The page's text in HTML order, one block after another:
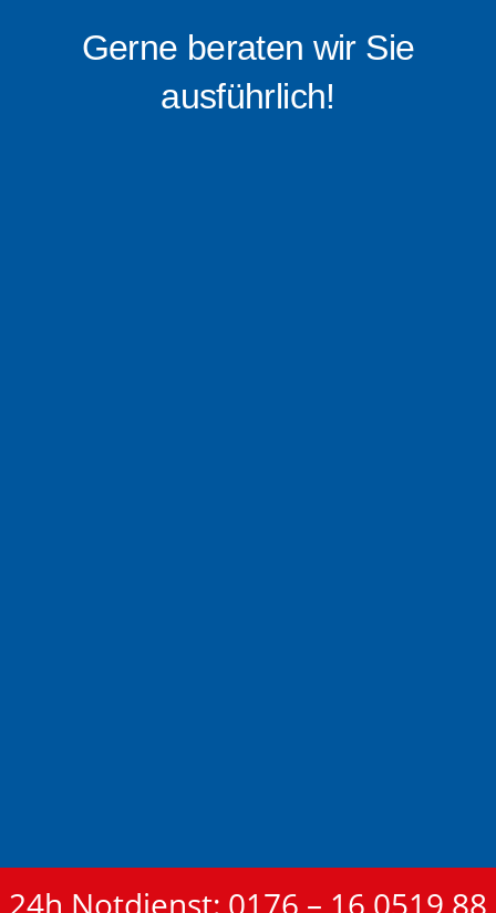
Gerne beraten wir Sie
ausführlich!
24h Notdienst: 0176 – 16 0519 88